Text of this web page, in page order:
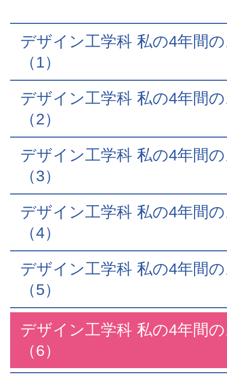
デザイン工学科 私の4年間
（1）
デザイン工学科 私の4年間
（2）
デザイン工学科 私の4年間
（3）
デザイン工学科 私の4年間
（4）
デザイン工学科 私の4年間
（5）
デザイン工学科 私の4年間
（6）